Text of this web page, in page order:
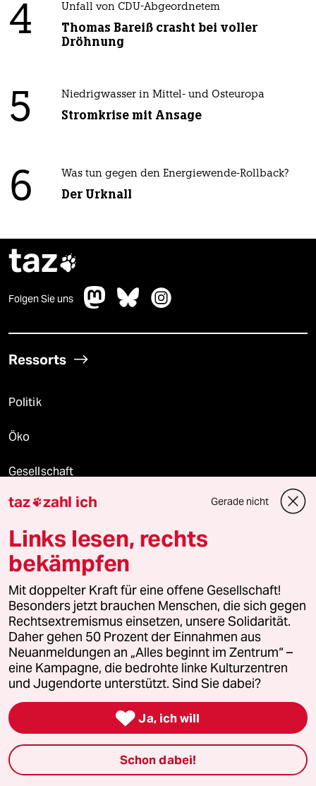
4 Unfall von CDU-Abgeordnetem
Thomas Bareiß crasht bei voller
Dröhnung
5 Niedrigwasser in Mittel- und Osteuropa
Stromkrise mit Ansage
6 Was tun gegen den Energiewende-Rollback?
Der Urknall
taz
Folgen Sie uns
Ressorts
Politik
Öko
Gesellschaft
Kultur
Sport
Berlin
Nord
Wahrheit
Themen
Hitze
taz zahl ich Gerade nicht
Links lesen, rechts
bekämpfen
Mit doppelter Kraft für eine offene Gesellschaft!
Besonders jetzt brauchen Menschen, die sich gegen
Rechtsextremismus einsetzen, unsere Solidarität.
Daher gehen 50 Prozent der Einnahmen aus
Neuanmeldungen an „Alles beginnt im Zentrum“ –
eine Kampagne, die bedrohte linke Kulturzentren
und Jugendorte unterstützt. Sind Sie dabei?
 Ja, ich will
Schon dabei!